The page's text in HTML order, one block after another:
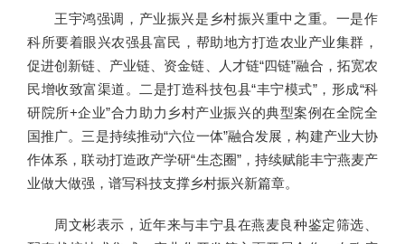
王宇鸿强调，产业振兴是乡村振兴重中之重。一是作
科所要着眼兴农强县富民，帮助地方打造农业产业集群，
促进创新链、产业链、资金链、人才链“四链”融合，拓宽农
民增收致富渠道。二是打造科技包县“丰宁模式”，形成“科
研院所+企业”合力助力乡村产业振兴的典型案例在全院全
国推广。三是持续推动“六位一体”融合发展，构建产业大协
作体系，联动打造政产学研“生态圈”，持续赋能丰宁燕麦产
业做大做强，谱写科技支撑乡村振兴新篇章。
周文彬表示，近年来与丰宁县在燕麦良种鉴定筛选、